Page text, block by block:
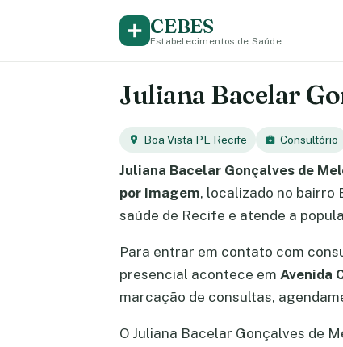
CEBES
Estabelecimentos de Saúde
Juliana Bacelar
Boa Vista·PE·Recife Consultório
Juliana Bacelar Gonçalves de
por Imagem, localizado no bairro
saúde de Recife e atende a
Para entrar em contato com
presencial acontece em Avenida
marcação de consultas,
O Juliana Bacelar Gonçalves de